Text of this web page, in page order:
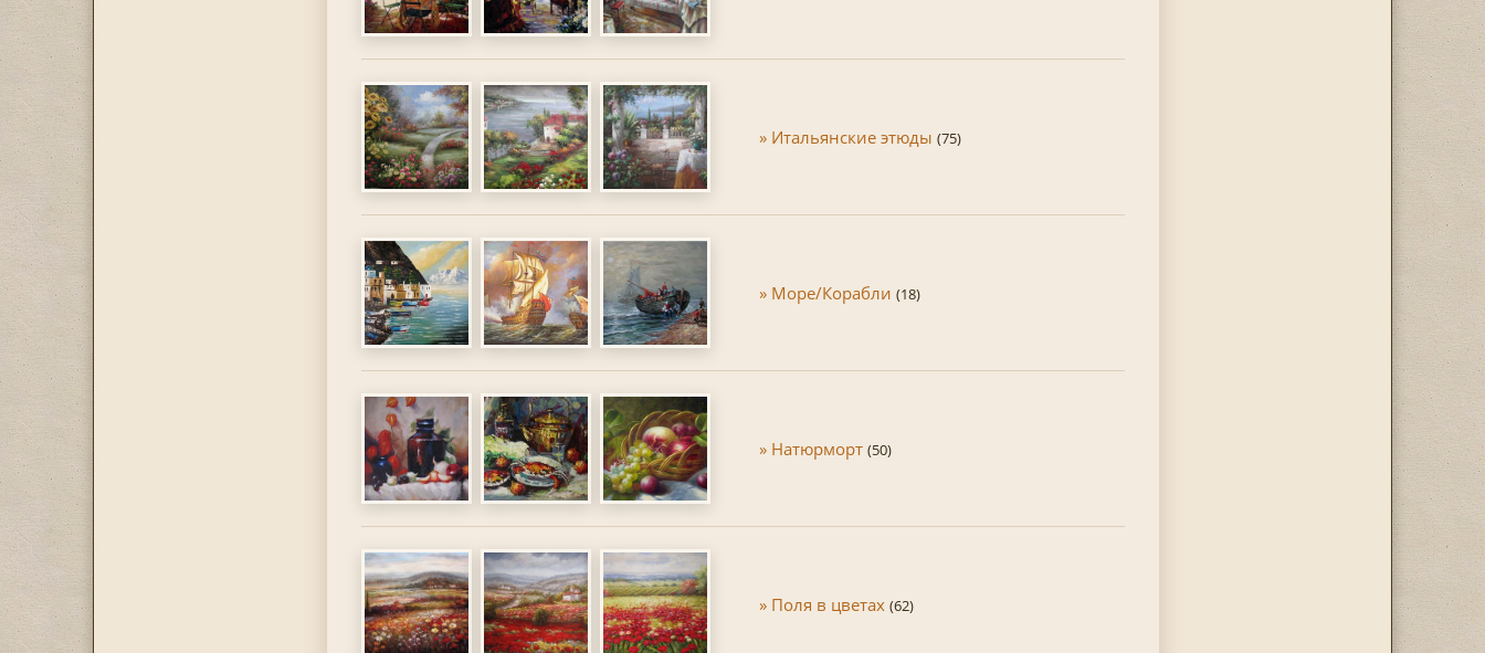
» Итальянские этюды (75)
» Море/Корабли (18)
» Натюрморт (50)
» Поля в цветах (62)